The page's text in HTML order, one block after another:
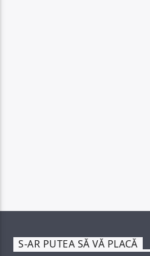
S-AR PUTEA SĂ VĂ PLACĂ